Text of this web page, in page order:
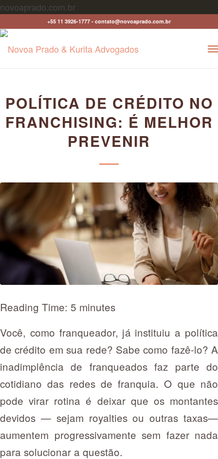
novoaprado.com.br
+55 11 3926-1777 - contato@novoaprado.com.br
POLÍTICA DE CRÉDITO NO
FRANCHISING: É MELHOR
PREVENIR
Reading Time: 5 minutes
Você, como franqueador, já instituiu a política
de crédito em sua rede? Sabe como fazê-lo? A
inadimplência de franqueados faz parte do
cotidiano das redes de franquia. O que não
pode virar rotina é deixar que os montantes
devidos — sejam royalties ou outras taxas—
aumentem progressivamente sem fazer nada
para solucionar a questão.